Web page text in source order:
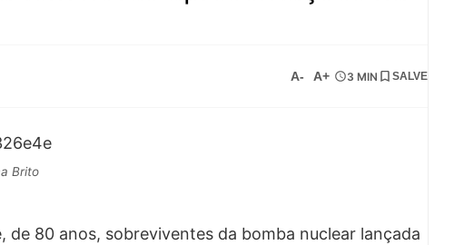
A- A+ 3 MIN SALVE
Brito
80 anos, sobreviventes da bomba nuclear lançada